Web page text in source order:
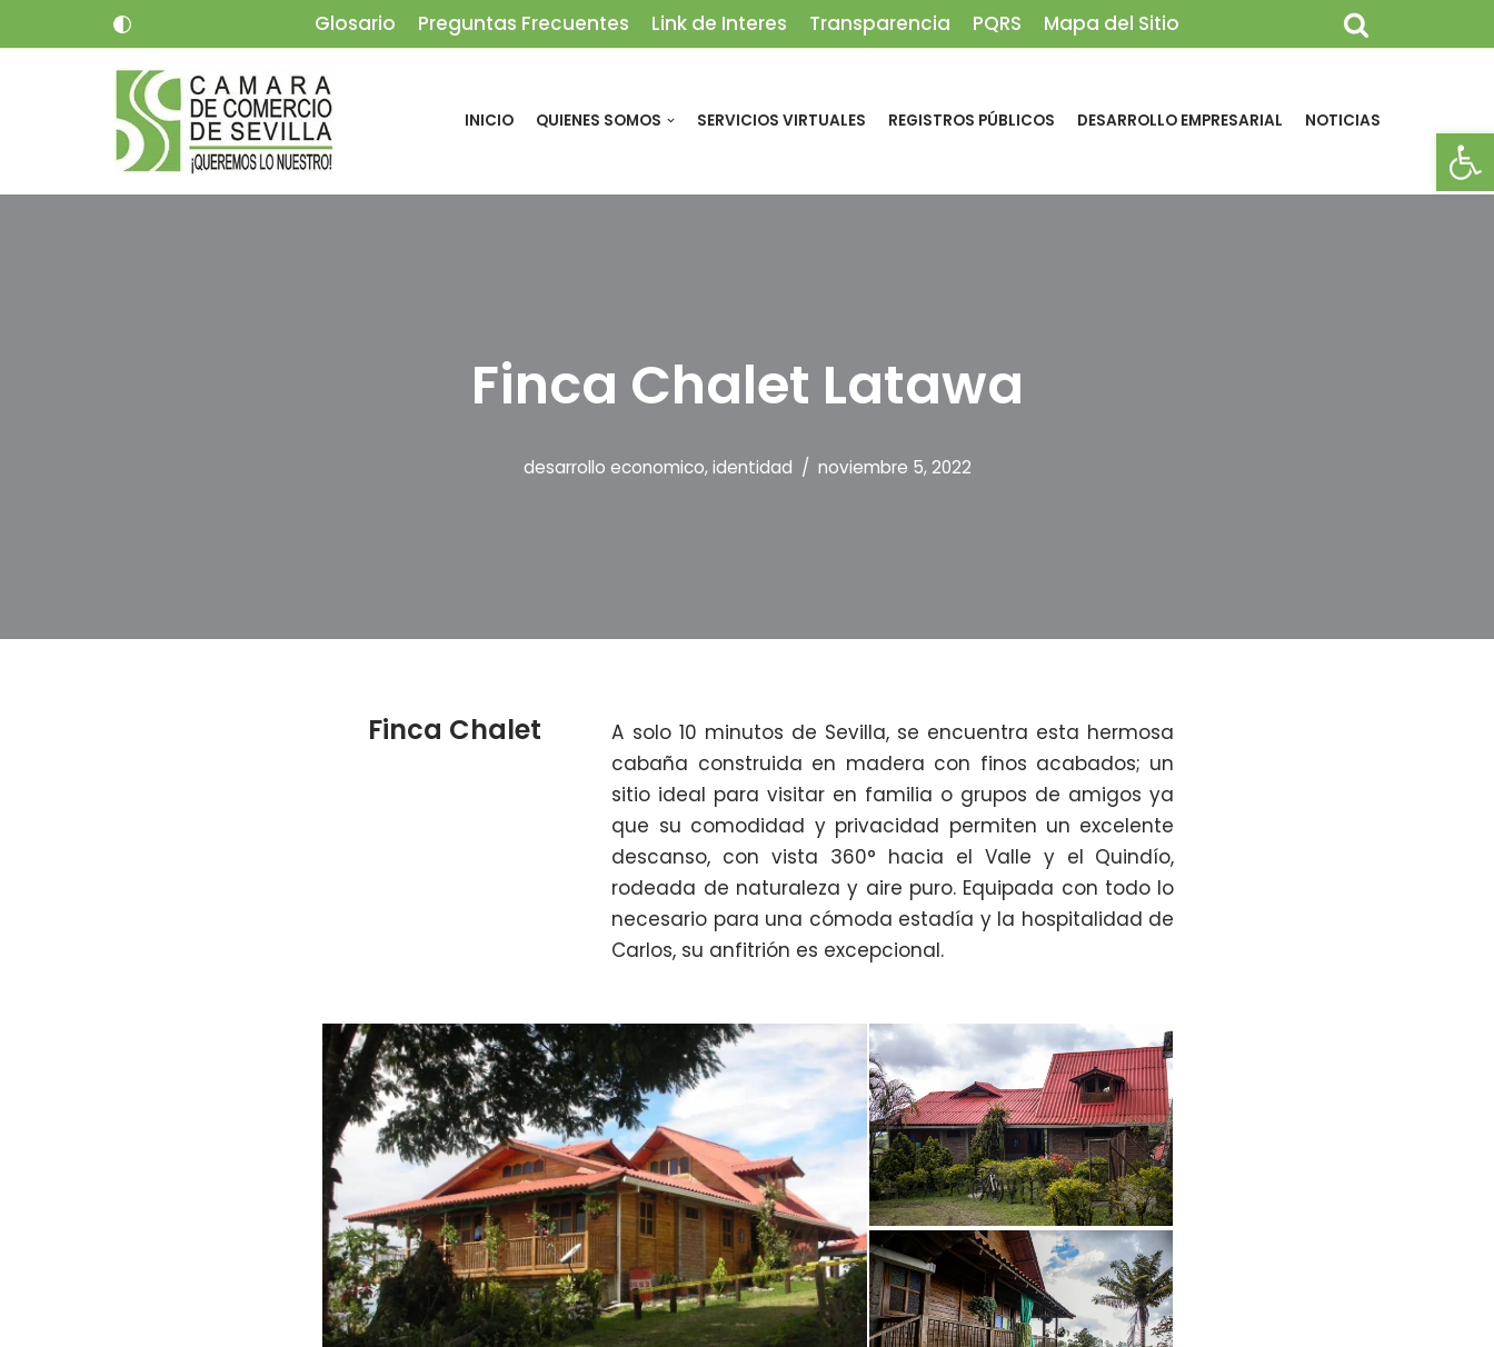
Glosario Preguntas Frecuentes Link de Interes Transparencia PQRS Mapa del Sitio
INICIO QUIENES SOMOS SERVICIOS VIRTUALES REGISTROS PÚBLICOS DESARROLLO EMPRESARIAL NOTICIAS
Finca Chalet Latawa
desarrollo economico,identidad noviembre 5, 2022
Finca Chalet
A solo 10 minutos de Sevilla, se encuentra esta hermosa
cabaña construida en madera con finos acabados; un
sitio ideal para visitar en familia o grupos de amigos ya
que su comodidad y privacidad permiten un excelente
descanso, con vista 360° hacia el Valle y el Quindío,
rodeada de naturaleza y aire puro. Equipada con todo lo
necesario para una cómoda estadía y la hospitalidad de
Carlos, su anfitrión es excepcional.